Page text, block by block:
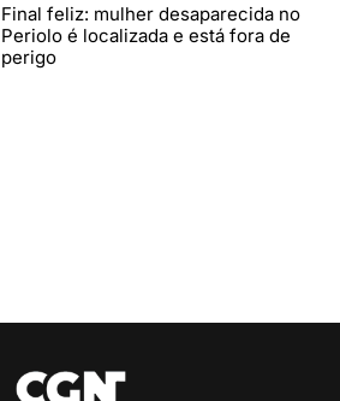
Final feliz: mulher desaparecida no
Periolo é localizada e está fora de
perigo